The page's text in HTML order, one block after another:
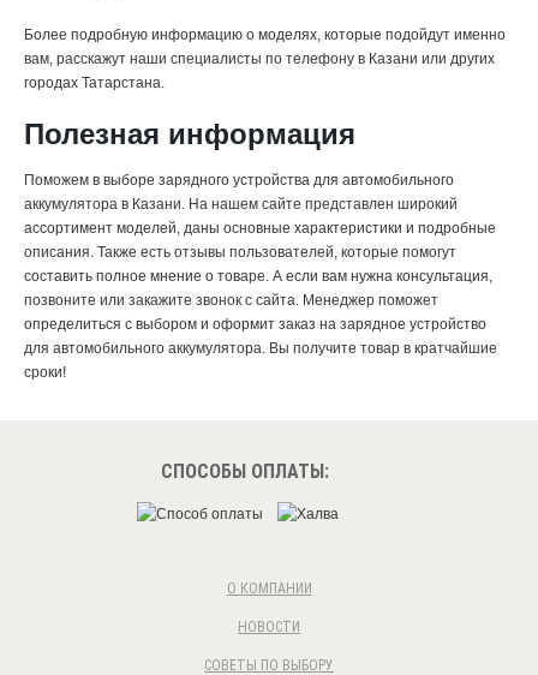
Более подробную информацию о моделях, которые подойдут именно
вам, расскажут наши специалисты по телефону в Казани или других
городах Татарстана.
Полезная информация
Поможем в выборе зарядного устройства для автомобильного
аккумулятора в Казани. На нашем сайте представлен широкий
ассортимент моделей, даны основные характеристики и подробные
описания. Также есть отзывы пользователей, которые помогут
составить полное мнение о товаре. А если вам нужна консультация,
позвоните или закажите звонок с сайта. Менеджер поможет
определиться с выбором и оформит заказ на зарядное устройство
для автомобильного аккумулятора. Вы получите товар в кратчайшие
сроки!
СПОСОБЫ ОПЛАТЫ:
О КОМПАНИИ
НОВОСТИ
СОВЕТЫ ПО ВЫБОРУ